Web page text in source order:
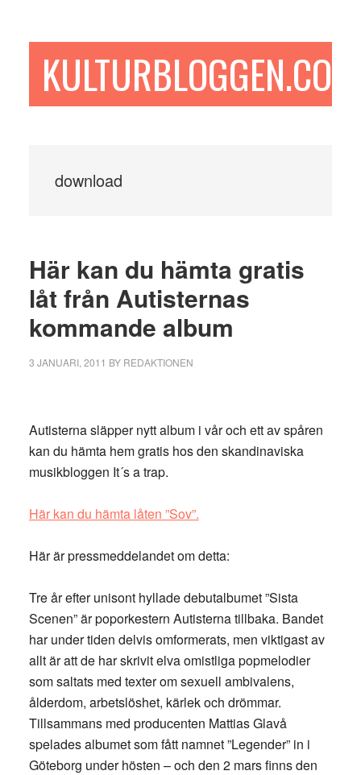
sidofältetKULTURBLOGGEN.COM
download
Här kan du hämta gratis
låt från Autisternas
kommande album
3 JANUARI, 2011 BY REDAKTIONEN
Autisterna släpper nytt album i vår och ett av spåren
kan du hämta hem gratis hos den skandinaviska
musikbloggen It´s a trap.
Här kan du hämta låten ”Sov”.
Här är pressmeddelandet om detta:
Tre år efter unisont hyllade debutalbumet ”Sista
Scenen” är poporkestern Autisterna tillbaka. Bandet
har under tiden delvis omformerats, men viktigast av
allt är att de har skrivit elva omistliga popmelodier
som saltats med texter om sexuell ambivalens,
ålderdom, arbetslöshet, kärlek och drömmar.
Tillsammans med producenten Mattias Glavå
spelades albumet som fått namnet ”Legender” in i
Göteborg under hösten – och den 2 mars finns den